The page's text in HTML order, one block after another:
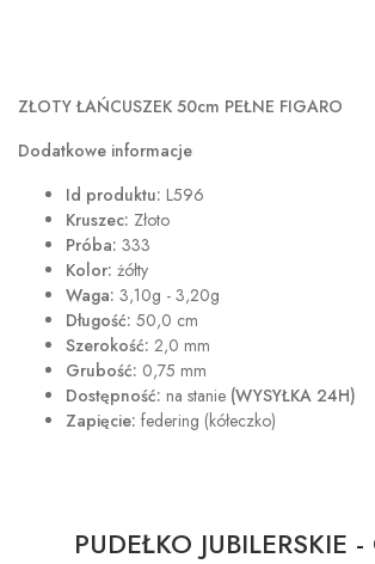
ZŁOTY ŁAŃCUSZEK 50cm PEŁNE FIGARO
Dodatkowe informacje
Id produktu: L596
Kruszec: Złoto
Próba: 333
Kolor: żółty
Waga: 3,10g - 3,20g
Długość: 50,0 cm
Szerokość: 2,0 mm
Grubość: 0,75 mm
Dostępność: na stanie (WYSYŁKA 24H)
Zapięcie: federing (kółeczko)
PUDEŁKO JUBILERSKIE -